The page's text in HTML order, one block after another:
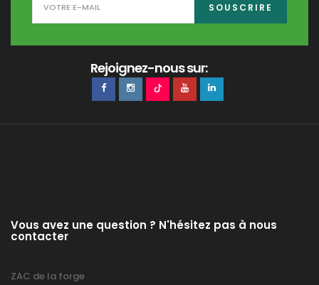
SOUSCRIRE
Rejoignez-nous sur:
Vous avez une question ? N'hésitez pas à nous
contacter
ZAC de la forge